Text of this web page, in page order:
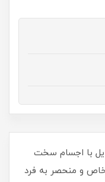
با اجسام سخت
خاص و منحصر به فرد